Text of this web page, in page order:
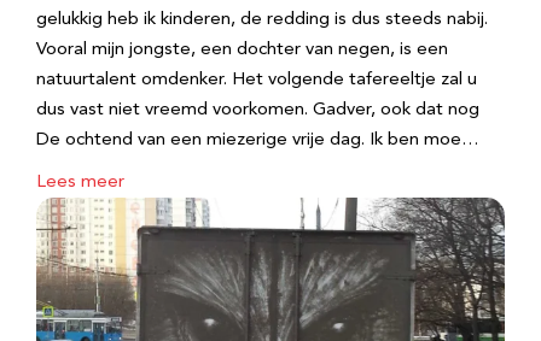
gelukkig heb ik kinderen, de redding is dus steeds nabij.
Vooral mijn jongste, een dochter van negen, is een
natuurtalent omdenker. Het volgende tafereeltje zal u
dus vast niet vreemd voorkomen. Gadver, ook dat nog
De ochtend van een miezerige vrije dag. Ik ben moe…
Lees meer